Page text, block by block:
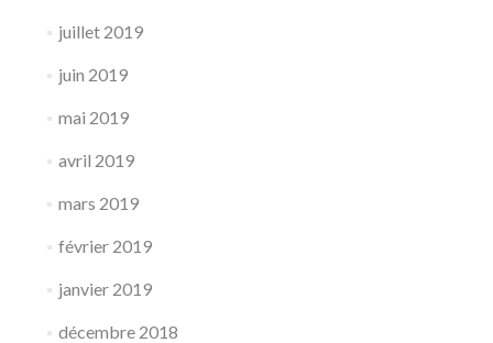
juillet 2019
juin 2019
mai 2019
avril 2019
mars 2019
février 2019
janvier 2019
décembre 2018